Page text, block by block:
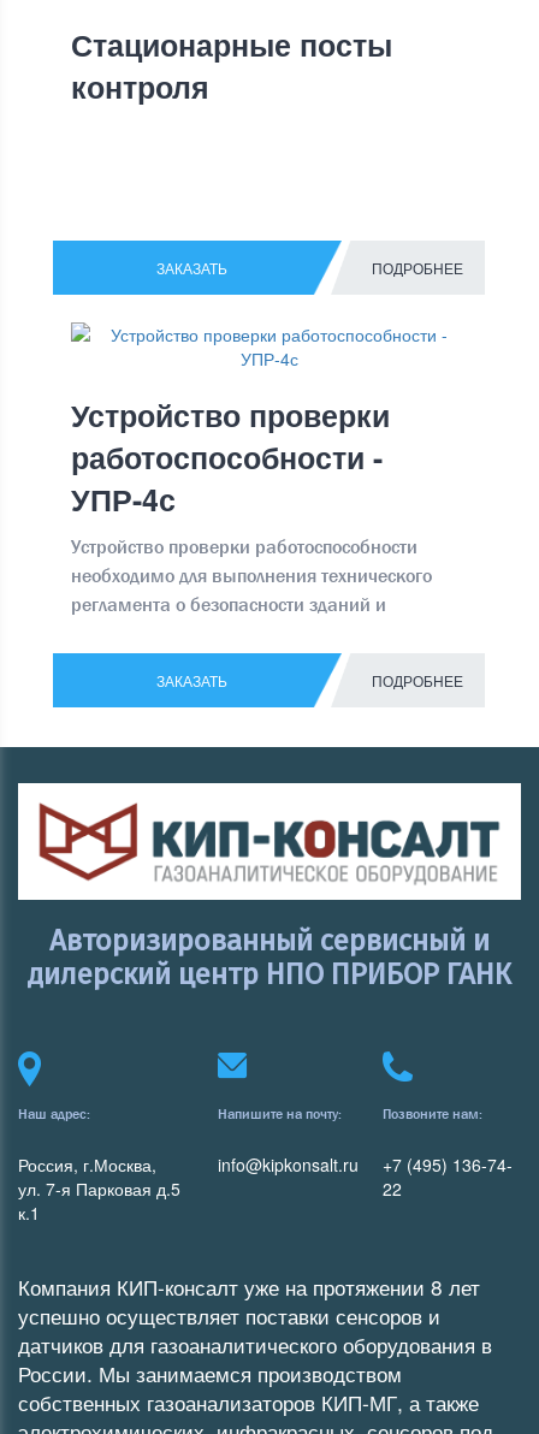
Стационарные посты
контроля
ЗАКАЗАТЬ ПОДРОБНЕЕ
Устройство проверки
работоспособности -
УПР-4с
Устройство проверки работоспособности
необходимо для выполнения технического
регламента о безопасности зданий и
ЗАКАЗАТЬ ПОДРОБНЕЕ
Авторизированный сервисный и
дилерский центр НПО ПРИБОР ГАНК
Компания КИП-консалт уже на протяжении 8 лет
успешно осуществляет поставки сенсоров и
датчиков для газоаналитического оборудования в
России. Мы занимаемся производством
собственных газоанализаторов КИП-МГ, а также
Наш адрес:
Россия, г.Москва,
ул. 7-я Парковая д.5
к.1
Напишите на почту:
info@kipkonsalt.ru
Позвоните нам:
+7 (495) 136-74-
22